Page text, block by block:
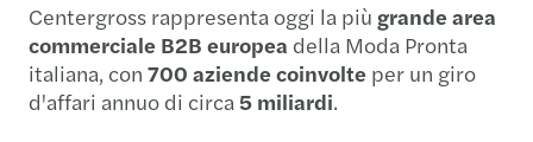
Centergross rappresenta oggi la più grande area
commerciale B2B europea della Moda Pronta
italiana, con 700 aziende coinvolte per un giro
d'affari annuo di circa5 miliardi.